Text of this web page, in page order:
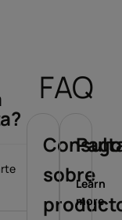
FAQ
sobre
Learn
more